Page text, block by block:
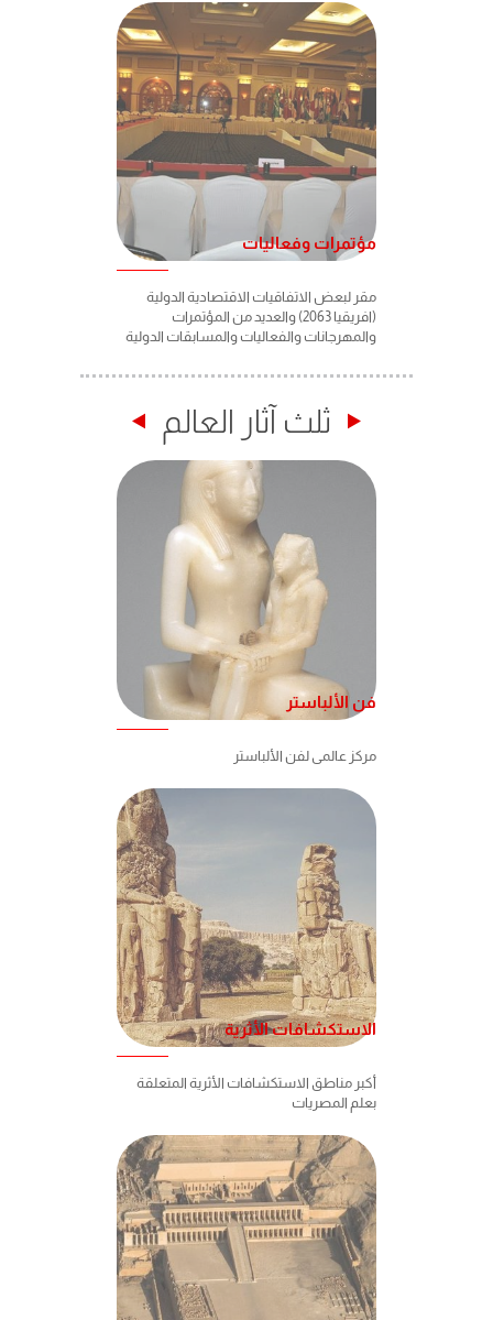
مؤتمرات وفعاليات
مقر لبعض الاتفاقيات الاقتصادية الدولية
(افريقيا 2063) والعديد من المؤتمرات
والمهرجانات والفعاليات والمسابقات الدولية
ثلث آثار العالم
فن الألباستر
مركز عالمى لفن الألباستر
الاستكشافات الأثرية
أكبر مناطق الاستكشافات الأثرية المتعلقة
بعلم المصريات